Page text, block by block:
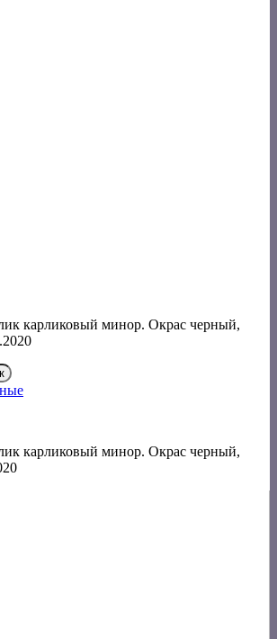
карликовый минор. Окрас черный,
карликовый минор. Окрас черный,